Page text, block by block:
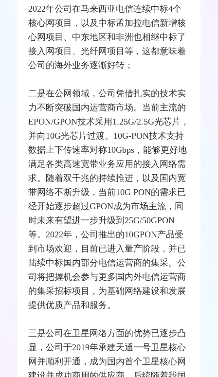
2022年公司在马来西亚电信连续中标4个
核心网项目，以及中标孟加拉电信新增核
心网项目、中东地区和非洲也相继中标了
接入网项目、光纤网项目等，这都意味着
公司的海外业务逐渐好转；
二是在公网领域，公司凭借扎实的技术实
力不断突破国内运营商市场。当前主流的
EPON/GPON技术采用1.25G/2.5G光芯片，
并向10G光芯片过渡。10G-PON技术支持
数据上下传速率对称10Gbps，能够更好地
满足各类高速宽带业务应用的接入网络需
求。随着双千兆的持续推进，以及国内宽
带网络不断升级，当前10G PON的需求已
经开始逐步超过GPON成为市场主流，同
时未来有望进一步升级到25G/50GPON
等。2022年，公司推出的10GPON产品受
到市场欢迎，目前已进入量产阶段，并已
陆续中标国内部分电信运营商的集采。公
司将把握机会参与更多国内外电信运营商
的集采招标项目，为基础网络建设和发展
提供优质产品和服务。
三是公司在卫星网络方面的优势已逐步凸
显，公司于2019年承建天通一号卫星核心
网并顺利开通，成为国内首个卫星核心网